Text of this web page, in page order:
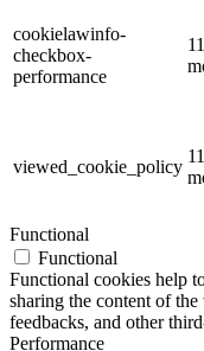
cookielawinfo-
checkbox-
performance
11
viewed_cookie_policy
11
Functional
Functional
Functional cookies help
sharing the content of
feedbacks, and other
Performance